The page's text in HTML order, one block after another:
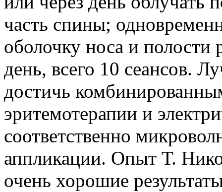
часть спины;
оболочку носа и полости
день, всего 10 сеансов.
достичь
эритемотерапии и
соответственно
аппликации. Опыт Т.
очень хорошие